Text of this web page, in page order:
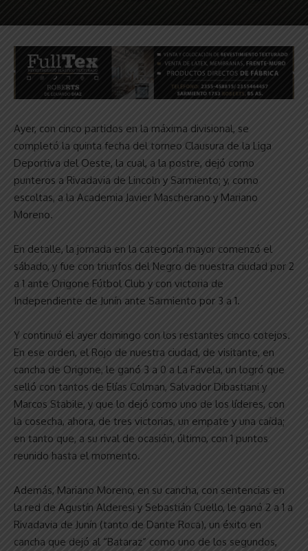
Ayer, con cinco partidos en la máxima divisional, se
completó la quinta fecha del torneo Clausura de la Liga
Deportiva del Oeste, la cual, a la postre, dejó como
punteros a Rivadavia de Lincoln y Sarmiento; y, como
escoltas, a la Academia Javier Mascherano y Mariano
Moreno.
En detalle, la jornada en la categoría mayor comenzó el
sábado, y fue con triunfos del Negro de nuestra ciudad por 2
a 1 ante Origone Fútbol Club y con victoria de
Independiente de Junín ante Sarmiento por 3 a 1.
Y continuó el ayer domingo con los restantes cinco cotejos.
En ese orden, el Rojo de nuestra ciudad, de visitante, en
cancha de Origone, le ganó 3 a 0 a La Favela, un logró que
selló con tantos de Elías Colman, Salvador Dibastiani y
Marcos Stabile, y que lo dejó como uno de los líderes, con
la cosecha, ahora, de tres victorias, un empate y una caída;
en tanto que, a su rival de ocasión, último, con 1 puntos
reunido hasta el momento.
Además, Mariano Moreno, en su cancha, con sentencias en
la red de Agustín Alderesi y Sebastián Cuello, le ganó 2 a 1 a
Rivadavia de Junín (tanto de Dante Roca), un éxito en
cancha que dejó al “Bataraz” como uno de los segundos,